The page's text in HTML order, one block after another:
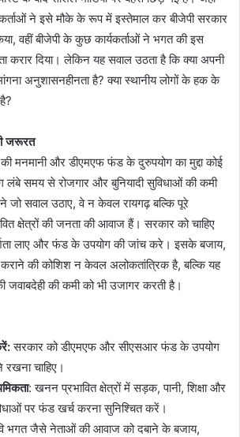
ने इसे मौके के रूप में इस्तेमाल कर बीजेपी सरकार
वहीं बीजेपी के कुछ कार्यकर्ताओं ने भगत की इस
करार दिया। लेकिन यह सवाल उठता है कि क्या अपनी
अनुशासनहीनता है? क्या स्थानीय लोगों के हक के
जरूरत
मनमानी और डीएमएफ फंड के दुरुपयोग का मुद्दा कोई
लंबे समय से रोजगार और बुनियादी सुविधाओं की कमी
सवाल उठाए, वे न केवल रायगढ़ बल्कि पूरे
क्षेत्रों की जनता की आवाज हैं। सरकार को चाहिए
लाए और फंड के उपयोग की जांच करे। इसके बजाय,
की कोशिश न केवल अलोकतांत्रिक है, बल्कि यह
जवाबदेही की कमी को भी उजागर करती है।
सरकार को डीएमएफ और सीएसआर फंड के उपयोग
चाहिए।
: खनन प्रभावित क्षेत्रों में सड़क, पानी, शिक्षा और
पर फंड खर्च करना सुनिश्चित करें।
भगत जैसे नेताओं की आवाज को दबाने के बजाय,